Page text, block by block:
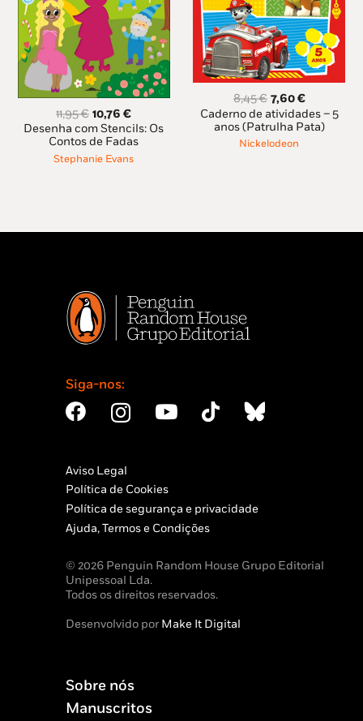
11,95€ O
preço
original
era:
10,76€O
preço
atual
é:
Desenha com Stencils: Os
Contos de Fadas
Stephanie Evans
8,45€ O
preço
original
era:
7,60€O
preço
atual
Caderno de atividades – 5
anos (Patrulha Pata)
Nickelodeon
Siga-nos:
Aviso Legal
Política de Cookies
Política de segurança e privacidade
Ajuda, Termos e Condições
© 2026 Penguin Random House Grupo Editorial
Unipessoal Lda.
Todos os direitos reservados.
Desenvolvido porMake It Digital
Sobre nós
Manuscritos